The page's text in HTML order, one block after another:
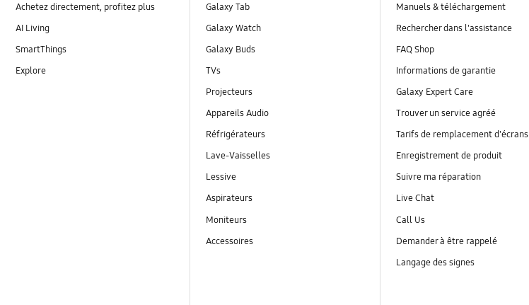
Achetez directement, profitez plus
AI Living
SmartThings
Explore
Galaxy Tab
Galaxy Watch
Galaxy Buds
TVs
Projecteurs
Appareils Audio
Réfrigérateurs
Lave-Vaisselles
Lessive
Aspirateurs
Moniteurs
Accessoires
Manuels & téléchargement
Rechercher dans l'assistance
FAQ Shop
Informations de garantie
Galaxy Expert Care
Trouver un service agréé
Tarifs de remplacement d'écrans
Enregistrement de produit
Suivre ma réparation
Live Chat
Call Us
Demander à être rappelé
Langage des signes